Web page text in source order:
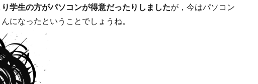
学生の方がパソコンが得意だったりしましたが，今はパソコン
になったということでしょうね。